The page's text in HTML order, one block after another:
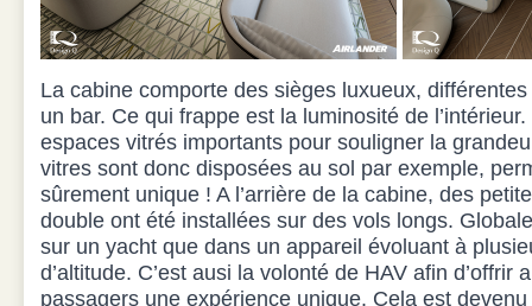
La cabine comporte des sièges luxueux,
un bar. Ce qui frappe est la luminosité de
espaces vitrés importants pour souligner la
vitres sont donc disposées au sol par exemple,
sûrement unique ! A l’arrière de la cabine, des
double ont été installées sur des vols longs.
sur un yacht que dans un appareil évoluant à
d’altitude. C’est ausi la volonté de HAV afin d’offrir
passagers une expérience unique. Cela est